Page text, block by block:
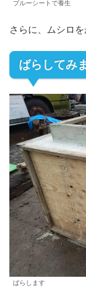
ブルーシートで養生
さらに、ムシロ
ばらしてみ
ばらします